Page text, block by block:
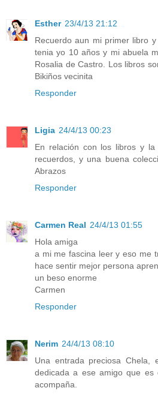
Esther 23/4/13 21:12
Recuerdo aun mi primer libro
tenia yo 10 años y mi abuela
Rosalia de Castro. Los libros
Bikiños vecinita
Responder
Ligia 24/4/13 00:23
En relación con los libros y
recuerdos, y una buena
Abrazos
Responder
Carmen Real 24/4/13 01:55
Hola amiga
a mi me fascina leer y eso me
hace sentir mejor persona
un beso enorme
Carmen
Responder
Nerim 24/4/13 08:10
Una entrada preciosa Chela,
dedicada a ese amigo que
acompaña.